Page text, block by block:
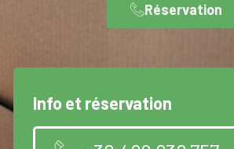
Réservation
Info et réservation